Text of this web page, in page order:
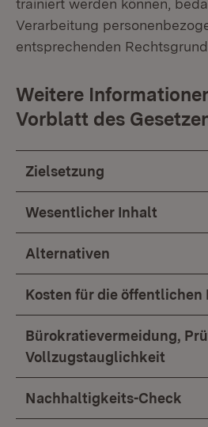
trainiert werden können,
Verarbeitung
entsprechenden
Weitere
Vorblatt des
Zielsetzung
Wesentlicher Inhalt
Alternativen
Kosten für die öffentlichen
Bürokratievermeidung,
Vollzugstauglichkeit
Nachhaltigkeits-Check